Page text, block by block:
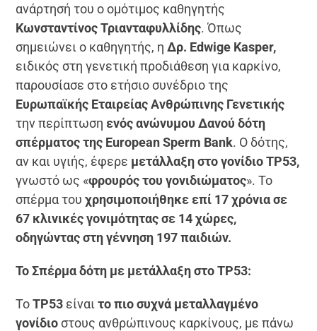
ανάρτησή του ο ομότιμος καθηγητής
Κωνσταντίνος Τριανταφυλλίδης. Όπως
σημειώνει ο καθηγητής, η Δρ. Edwige Kasper,
ειδικός στη γενετική προδιάθεση για καρκίνο,
παρουσίασε στο ετήσιο συνέδριο της
Ευρωπαϊκής Εταιρείας Ανθρώπινης Γενετικής
την περίπτωση ενός ανώνυμου Δανού δότη
σπέρματος της European Sperm Bank. Ο δότης,
αν και υγιής, έφερε μετάλλαξη στο γονίδιο TP53,
γνωστό ως «φρουρός του γονιδιώματος». Το
σπέρμα τουχρησιμοποιήθηκε επί 17 χρόνια σε
67 κλινικές γονιμότητας σε 14 χώρες,
οδηγώντας στη γέννηση 197 παιδιών.
Το Σπέρμα δότη με μετάλλαξη στο TP53:
ΤοTP53 είναιτο πιο συχνά μεταλλαγμένο
γονίδιο στους ανθρώπινους καρκίνους, με πάνω